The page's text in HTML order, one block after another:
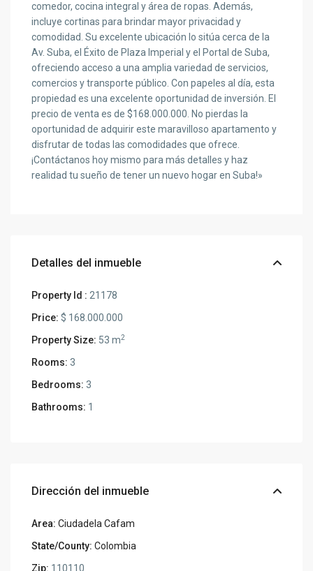
comedor, cocina integral y área de ropas. Además,
incluye cortinas para brindar mayor privacidad y
comodidad. Su excelente ubicación lo sitúa cerca de la
Av. Suba, el Éxito de Plaza Imperial y el Portal de Suba,
ofreciendo acceso a una amplia variedad de servicios,
comercios y transporte público. Con papeles al día, esta
propiedad es una excelente oportunidad de inversión. El
precio de venta es de $168.000.000. No pierdas la
oportunidad de adquirir este maravilloso apartamento y
disfrutar de todas las comodidades que ofrece.
¡Contáctanos hoy mismo para más detalles y haz
realidad tu sueño de tener un nuevo hogar en Suba!»
Detalles del inmueble
Property Id : 21178
Price: $ 168.000.000
Property Size: 53 m2
Rooms: 3
Bedrooms: 3
Bathrooms: 1
Dirección del inmueble
Area: Ciudadela Cafam
State/County: Colombia
Zip: 110110